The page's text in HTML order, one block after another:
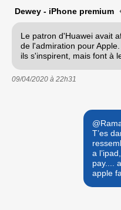
Dewey - iPhone premium
Le patron d'Huawei avait
de l'admiration pour Apple.
ils s'inspirent, mais font à
09/04/2020 à 22h31
T’es
a
pay....
apple